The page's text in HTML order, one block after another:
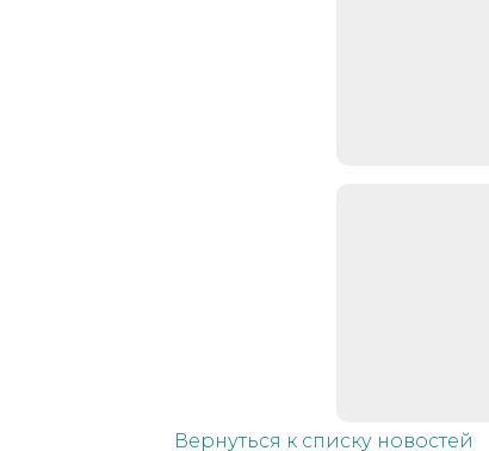
Вернуться к списку новостей